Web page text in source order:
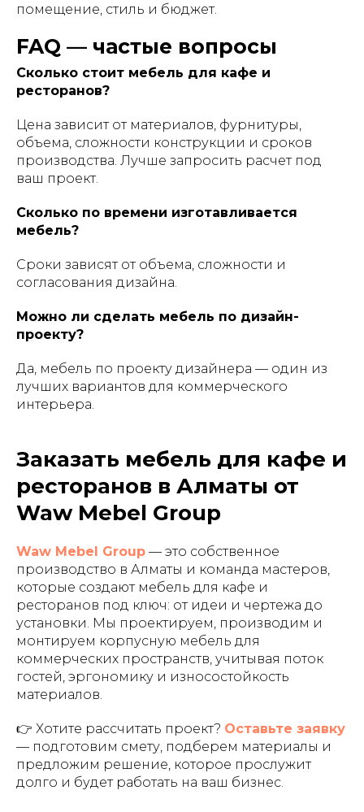
помещение, стиль и бюджет.
FAQ — частые вопросы
Сколько стоит мебель для кафе и
ресторанов?
Цена зависит от материалов, фурнитуры,
объема, сложности конструкции и сроков
производства. Лучше запросить расчет под
ваш проект.
Сколько по времени изготавливается
мебель?
Сроки зависят от объема, сложности и
согласования дизайна.
Можно ли сделать мебель по дизайн-
проекту?
Да, мебель по проекту дизайнера — один из
лучших вариантов для коммерческого
интерьера.
Заказать мебель для кафе и
ресторанов в Алматы от
Waw Mebel Group
Waw Mebel Group — это собственное
производство в Алматы и команда мастеров,
которые создают мебель для кафе и
ресторанов под ключ: от идеи и чертежа до
установки. Мы проектируем, производим и
монтируем корпусную мебель для
коммерческих пространств, учитывая поток
гостей, эргономику и износостойкость
материалов.
👉 Хотите рассчитать проект? Оставьте заявку
— подготовим смету, подберем материалы и
предложим решение, которое прослужит
долго и будет работать на ваш бизнес.